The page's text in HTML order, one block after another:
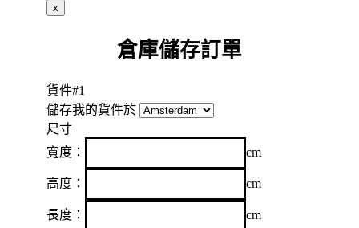
x
倉庫儲存訂單
貨件#1
儲存我的貨件於
尺寸
寬度：
cm
高度： cm
長度：
cm